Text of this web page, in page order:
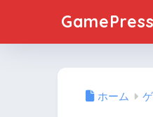
ホーム